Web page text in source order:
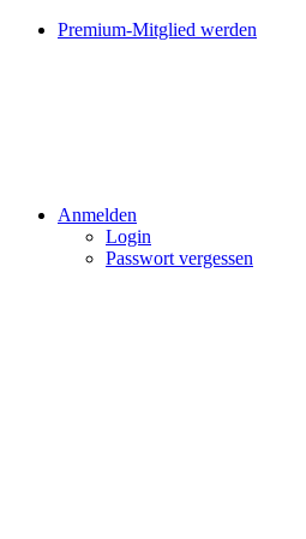
Premium-Mitglied werden
Anmelden
Login
Passwort vergessen